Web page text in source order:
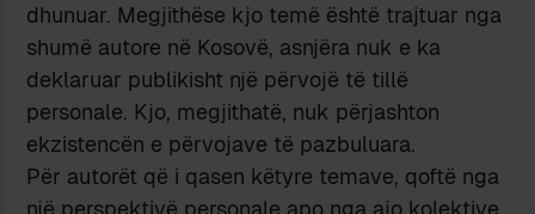
dhunuar. Megjithëse kjo temë është trajtuar nga
shumë autore në Kosovë, asnjëra nuk e ka
deklaruar publikisht një përvojë të tillë
personale. Kjo, megjithatë, nuk përjashton
ekzistencën e përvojave të pazbuluara.
Për autorët që i qasen këtyre temave, qoftë nga